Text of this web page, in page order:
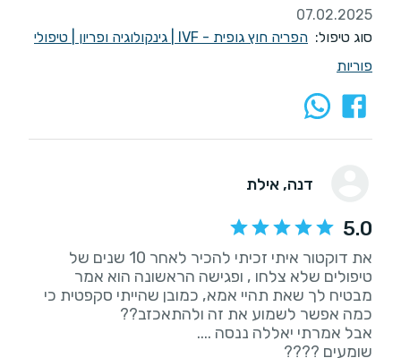
07.02.2025
סוג טיפול: הפריה חוץ גופית - IVF גינקולוגיה ופריון
טיפולי
פוריות
דנה, אילת
5.0
את דוקטור איתי זכיתי להכיר לאחר 10 שנים של
טיפולים שלא צלחו , ופגישה הראשונה הוא אמר
מבטיח לך שאת תהיי אמא, כמובן שהייתי סקפטית כי